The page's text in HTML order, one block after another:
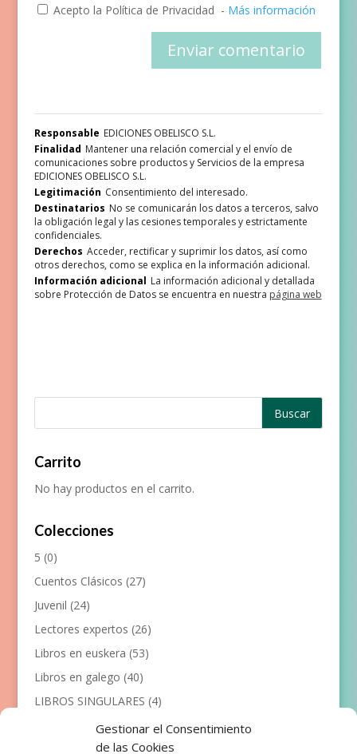
Gestionar el Consentimiento
de las Cookies
Acepto la Política de Privacidad - Más información
Responsable EDICIONES OBELISCO S.L.
Finalidad Mantener una relación comercial y el envío de
comunicaciones sobre productos y Servicios de la empresa
EDICIONES OBELISCO S.L.
Legitimación Consentimiento del interesado.
Destinatarios No se comunicarán los datos a terceros, salvo
la obligación legal y las cesiones temporales y estrictamente
confidenciales.
Derechos Acceder, rectificar y suprimir los datos, así como
otros derechos, como se explica en la información adicional.
Información adicional La información adicional y detallada
sobre Protección de Datos se encuentra en nuestra página web
Carrito
No hay productos en el carrito.
Colecciones
5 (0)
Cuentos Clásicos (27)
Juvenil (24)
Lectores expertos (26)
Libros en euskera (53)
Libros en galego (40)
LIBROS SINGULARES (4)
Llibres en català (117)
Manualidades (53)